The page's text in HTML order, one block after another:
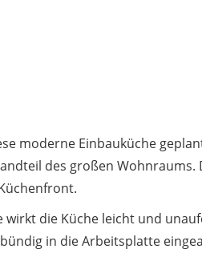
moderne Einbauküche
des großen Wohnraums.
die Küche leicht und
in die Arbeitsplatte